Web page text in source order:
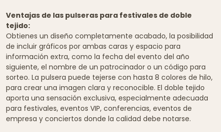
Ventajas de las pulseras para festivales de doble
tejido:
Obtienes un diseño completamente acabado, la posibilidad
de incluir gráficos por ambas caras y espacio para
información extra, como la fecha del evento del año
siguiente, el nombre de un patrocinador o un código para
sorteo. La pulsera puede tejerse con hasta 8 colores de hilo,
para crear una imagen clara y reconocible. El doble tejido
aporta una sensación exclusiva, especialmente adecuada
para festivales, eventos VIP, conferencias, eventos de
empresa y conciertos donde la calidad debe notarse.